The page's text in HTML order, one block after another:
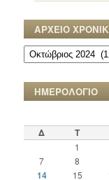
ΑΡΧΕΙΟ
ΑΡΧΕΙΟ
ΧΡΟΝΙΚΩΝ
ΗΜΕΡΟΛΟΓΙΟ
Δ Τ
1
7 8
14 15